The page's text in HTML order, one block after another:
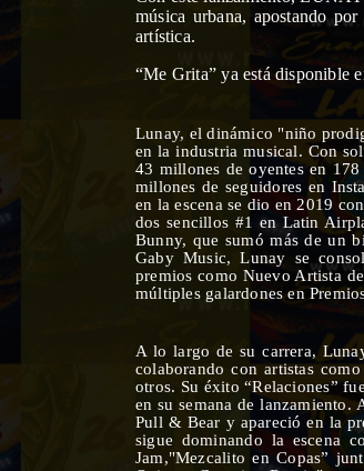
música urbana, apostando
artística.
“Me Grita” ya está disponible
Lunay, el dinámico "niño
en la industria musical. Con
43 millones de oyentes en
millones de seguidores en
en la escena se dio en 2019
dos sencillos #1 en Latin
Bunny, que sumó más de un
Gaby Music, Lunay se
premios como Nuevo Artista
múltiples galardones en
A lo largo de su carrera,
colaborando con artistas
otros. Su éxito “Relaciones”
en su semana de lanzamiento.
Pull & Bear y apareció en la
sigue dominando la escena
Jam,"Mezcalito en Copas”